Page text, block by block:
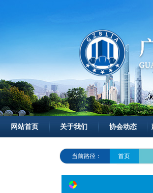
网站首页 关于我们 协会动态
当前路径： 首页